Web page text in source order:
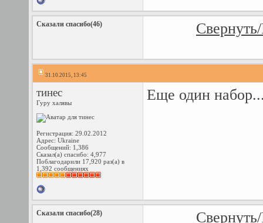
Сказали спасибо(46)
31.10.2015, 13:45
тинес
Гуру халявы
Регистрация: 29.02.2012
Адрес: Ukraine
Сообщений: 1,386
Сказал(а) спасибо: 4,977
Поблагодарили 17,920 раз(а) в
1,392 сообщениях
Еще один
Сказали спасибо(28)